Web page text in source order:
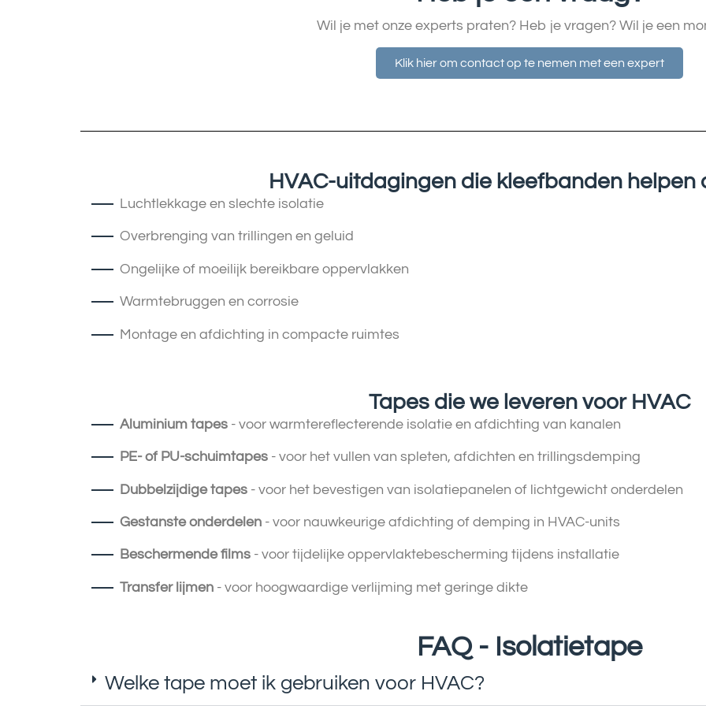
Wil je met onze experts praten? Heb je vragen? Wil je een
Klik hier om contact op te nemen met een expert
HVAC-uitdagingen die kleefbanden helpen
Luchtlekkage en slechte isolatie
Overbrenging van trillingen en geluid
Ongelijke of moeilijk bereikbare oppervlakken
Warmtebruggen en corrosie
Montage en afdichting in compacte ruimtes
Tapes die we leveren voor HVAC
Aluminium tapes - voor warmtereflecterende isolatie en afdichting van kanalen
PE- of PU-schuimtapes - voor het vullen van spleten, afdichten en trillingsdemping
Dubbelzijdige tapes - voor het bevestigen van isolatiepanelen of lichtgewicht onderdelen
Gestanste onderdelen - voor nauwkeurige afdichting of demping in HVAC-units
Beschermende films - voor tijdelijke oppervlaktebescherming tijdens installatie
Transfer lijmen - voor hoogwaardige verlijming met geringe dikte
FAQ - Isolatietape
Welke tape moet ik gebruiken voor HVAC?